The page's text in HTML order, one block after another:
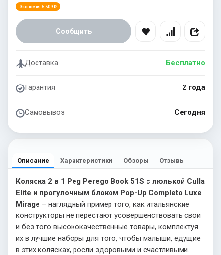
Экономия 5 509 ₽
Сообщить
Доставка Бесплатно
Гарантия 2 года
Самовывоз Сегодня
Описание Характеристики Обзоры Отзывы
Коляска 2 в 1 Peg Perego Book 51S с люлькой Culla
Elite и прогулочным блоком Pop-Up Completo Luxe
Mirage – наглядный пример того, как итальянские
конструкторы не перестают усовершенствовать свои
и без того высококачественные товары, комплектуя
их в лучшие наборы для того, чтобы малыши, едущие
в этих колясках, росли здоровыми и счастливыми.